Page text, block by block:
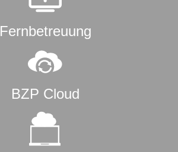
Fernbetreuung
BZP Cloud